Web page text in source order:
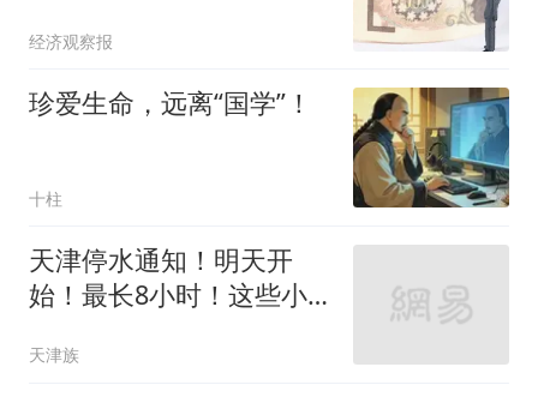
经济观察报
珍爱生命，远离“国学”！
十柱
天津停水通知！明天开
始！最长8小时！这些小
天津族